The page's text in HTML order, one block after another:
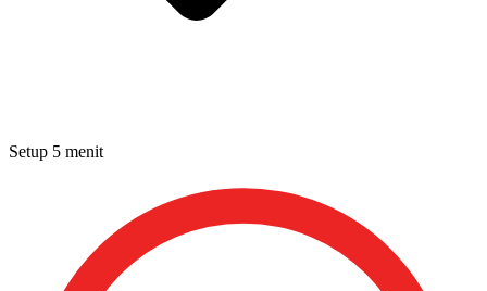
Setup 5 menit